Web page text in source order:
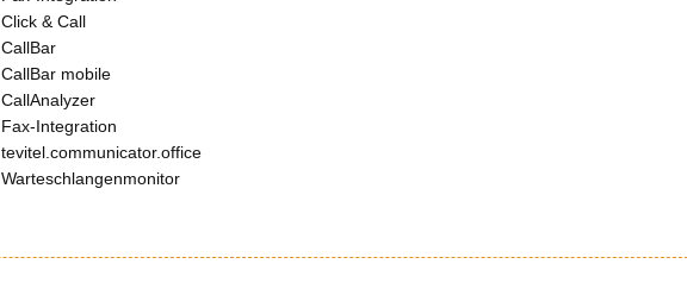
Click & Call
CallBar
CallBar mobile
CallAnalyzer
Fax-Integration
tevitel.communicator.office
Warteschlangenmonitor